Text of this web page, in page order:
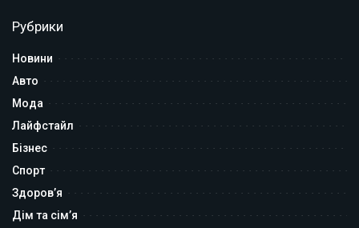
Рубрики
Новини
Авто
Мода
Лайфстайл
Бізнес
Спорт
Здоров’я
Дім та сім’я